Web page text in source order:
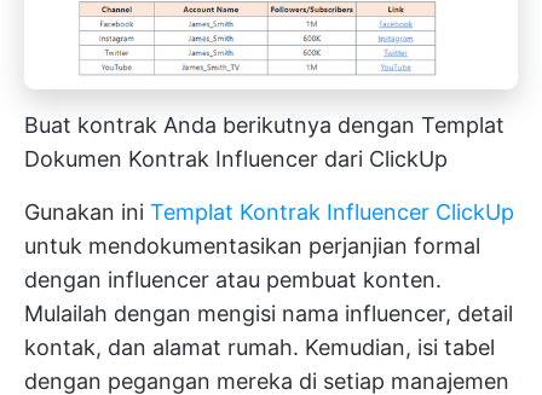
Buat kontrak Anda berikutnya dengan Templat
Dokumen Kontrak Influencer dari ClickUp
Gunakan ini Templat Kontrak Influencer ClickUp
untuk mendokumentasikan perjanjian formal
dengan influencer atau pembuat konten.
Mulailah dengan mengisi nama influencer, detail
kontak, dan alamat rumah. Kemudian, isi tabel
dengan pegangan mereka di setiap manajemen